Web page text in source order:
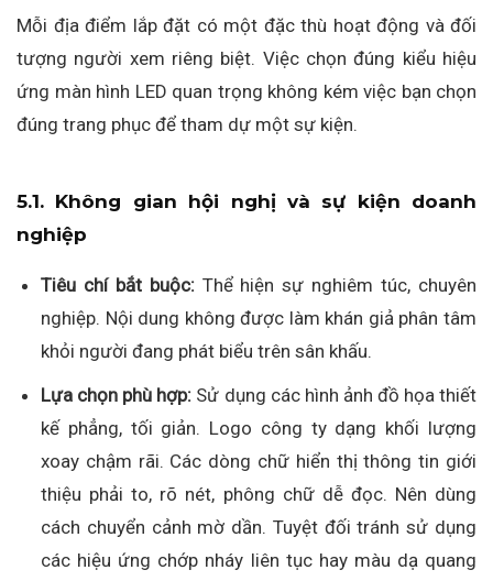
Mỗi địa điểm lắp đặt có một đặc thù hoạt động và đối
tượng người xem riêng biệt. Việc chọn đúng kiểu hiệu
ứng màn hình LED quan trọng không kém việc bạn chọn
đúng trang phục để tham dự một sự kiện.
5.1. Không gian hội nghị và sự kiện doanh
nghiệp
Tiêu chí bắt buộc:Thể hiện sự nghiêm túc, chuyên
nghiệp. Nội dung không được làm khán giả phân tâm
khỏi người đang phát biểu trên sân khấu.
Lựa chọn phù hợp: Sử dụng các hình ảnh đồ họa thiết
kế phẳng, tối giản. Logo công ty dạng khối lượng
xoay chậm rãi. Các dòng chữ hiển thị thông tin giới
thiệu phải to, rõ nét, phông chữ dễ đọc. Nên dùng
cách chuyển cảnh mờ dần. Tuyệt đối tránh sử dụng
các hiệu ứng chớp nháy liên tục hay màu dạ quang